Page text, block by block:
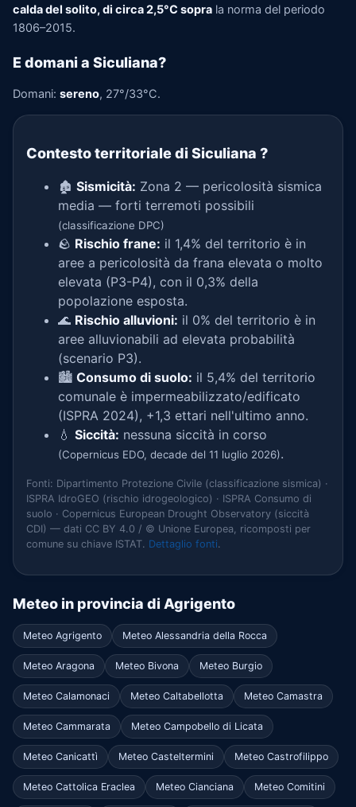
calda del solito, di circa 2,5°C sopra la norma del periodo
1806–2015.
E domani a Siculiana?
Domani: sereno, 27°/33°C.
Contesto territoriale di Siculiana ?
🏚️ Sismicità: Zona 2 — pericolosità sismica
media — forti terremoti possibili
(classificazione DPC)
🪨 Rischio frane: il 1,4% del territorio è in
aree a pericolosità da frana elevata o molto
elevata (P3-P4), con il 0,3% della
popolazione esposta.
🌊 Rischio alluvioni: il 0% del territorio è in
aree alluvionabili ad elevata probabilità
(scenario P3).
🏙️ Consumo di suolo: il 5,4% del territorio
comunale è impermeabilizzato/edificato
(ISPRA 2024), +1,3 ettari nell'ultimo anno.
💧 Siccità: nessuna siccità in corso
(Copernicus EDO, decade del 11 luglio 2026).
Fonti: Dipartimento Protezione Civile (classificazione sismica) ·
ISPRA IdroGEO (rischio idrogeologico) · ISPRA Consumo di
suolo · Copernicus European Drought Observatory (siccità
CDI) — dati CC BY 4.0 / © Unione Europea, ricomposti per
comune su chiave ISTAT. Dettaglio fonti.
Meteo in provincia di Agrigento
Meteo Agrigento Meteo Alessandria della Rocca
Meteo Aragona Meteo Bivona Meteo Burgio
Meteo Calamonaci Meteo Caltabellotta Meteo Camastra
Meteo Cammarata Meteo Campobello di Licata
Meteo Canicattì Meteo Casteltermini Meteo Castrofilippo
Meteo Cattolica Eraclea Meteo Cianciana Meteo Comitini